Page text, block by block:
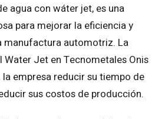
agua con wáter jet, es una
para mejorar la eficiencia y
manufactura automotriz. La
Jet en Tecnometales Onis
empresa reducir su tiempo de
sus costos de producción.